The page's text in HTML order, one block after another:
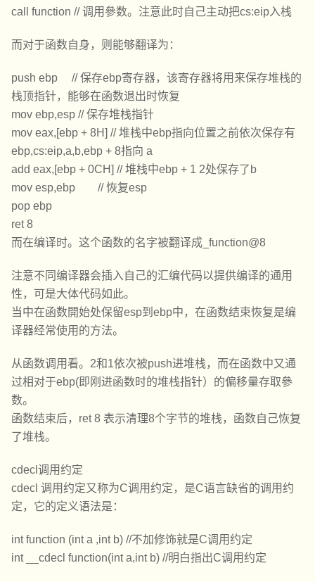
call function // 调用參数。注意此时自己主动把cs:eip入栈
而对于函数自身，则能够翻译为：
push ebp // 保存ebp寄存器，该寄存器将用来保存堆栈的
栈顶指针，能够在函数退出时恢复
mov ebp,esp // 保存堆栈指针
mov eax,[ebp + 8H] // 堆栈中ebp指向位置之前依次保存有
ebp,cs:eip,a,b,ebp + 8指向 a
add eax,[ebp + 0CH] // 堆栈中ebp + 1 2处保存了b
mov esp,ebp // 恢复esp
pop ebp
ret 8
而在编译时。这个函数的名字被翻译成_function@8
注意不同编译器会插入自己的汇编代码以提供编译的通用
性，可是大体代码如此。
当中在函数開始处保留esp到ebp中，在函数结束恢复是编
译器经常使用的方法。
从函数调用看。2和1依次被push进堆栈，而在函数中又通
过相对于ebp(即刚进函数时的堆栈指针）的偏移量存取參
数。
函数结束后，ret 8 表示清理8个字节的堆栈，函数自己恢复
了堆栈。
cdecl调用约定
cdecl 调用约定又称为C调用约定，是C语言缺省的调用约
定，它的定义语法是：
int function (int a ,int b) //不加修饰就是C调用约定
int __cdecl function(int a,int b) //明白指出C调用约定